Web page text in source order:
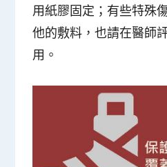
用紙膠固定；有些特殊
他的敷料，也請在醫師
用。